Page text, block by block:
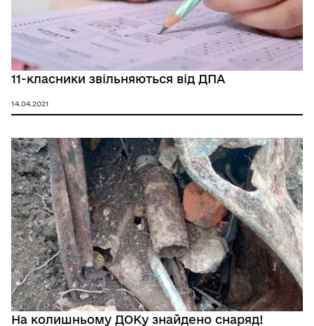
11-класники звільняються від ДПА
14.04.2021
На колишньому ДОКу знайдено снаряд!